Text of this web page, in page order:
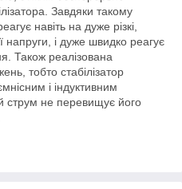
Завдяки такому
навіть на дуже різкі,
напруги, і дуже швидко реагує
Також реалізована
тобто стабілізатор
і індуктивним
струм не перевищує його